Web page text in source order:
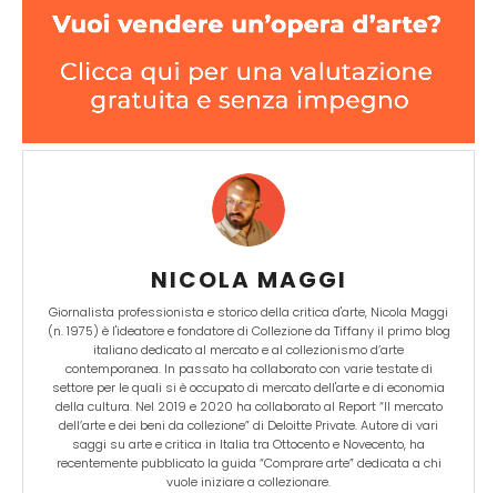
NICOLA MAGGI
Giornalista professionista e storico della critica d'arte, Nicola Maggi
(n. 1975) è l'ideatore e fondatore di Collezione da Tiffany il primo blog
italiano dedicato al mercato e al collezionismo d’arte
contemporanea. In passato ha collaborato con varie testate di
settore per le quali si è occupato di mercato dell'arte e di economia
della cultura. Nel 2019 e 2020 ha collaborato al Report “Il mercato
dell’arte e dei beni da collezione” di Deloitte Private. Autore di vari
saggi su arte e critica in Italia tra Ottocento e Novecento, ha
recentemente pubblicato la guida “Comprare arte” dedicata a chi
vuole iniziare a collezionare.